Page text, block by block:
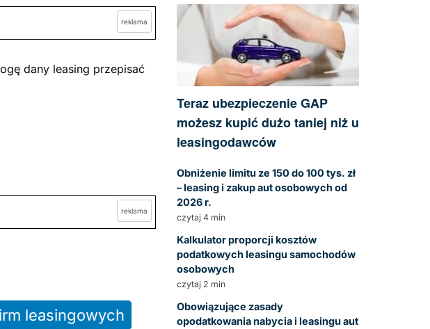
reklama
dany leasing przepisać
reklama
leasingowych
Teraz ubezpieczenie GAP
możesz kupić dużo taniej niż u
leasingodawców
Obniżenie limitu ze 150 do 100 tys. zł
– leasing i zakup aut osobowych od
2026 r.
czytaj 4 min
Kalkulator proporcji kosztów
podatkowych leasingu samochodów
osobowych
czytaj 2 min
Obowiązujące zasady
opodatkowania nabycia i leasingu aut